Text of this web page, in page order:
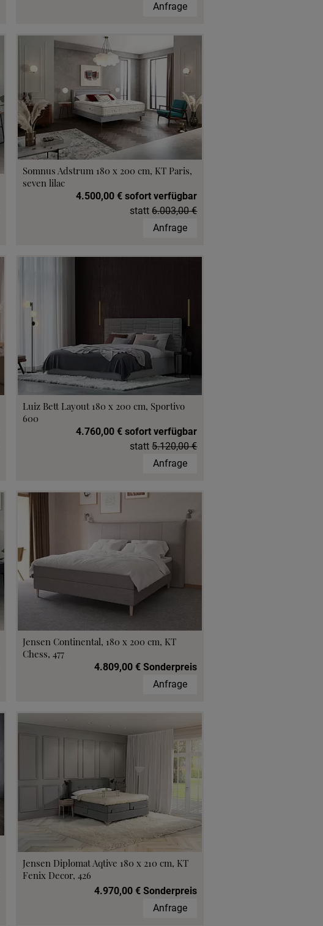
Anfrage
Somnus Adstrum 180 x 200 cm, KT Paris,
seven lilac
4.500,00 € sofort verfügbar
statt6.003,00 €
Anfrage
Luiz Bett Layout 180 x 200 cm, Sportivo
600
4.760,00 € sofort verfügbar
statt5.120,00 €
Anfrage
Jensen Continental, 180 x 200 cm, KT
Chess, 477
4.809,00 € Sonderpreis
Anfrage
Jensen Diplomat Aqtive 180 x 210 cm, KT
Fenix Decor, 426
4.970,00 € Sonderpreis
Anfrage